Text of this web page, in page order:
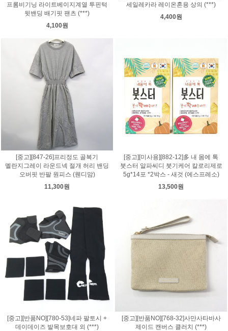
프롬비기닝 라이트베이지계열 투핀턱
뒷밴딩 배기핏 팬츠 (***)
4,100원
세일레카라 레이온혼용 상의 (***)
4,400원
[중고][847-26]프리정도 골복기
멜란지그레이 라운드넥 절개 허리 밴딩
오버핏 반팔 원피스 (웬디맘)
11,300원
[중고][미사용][882-12]多 내 몸에 톡
붓스터 알파씨디 붓기케어 칼로리제로
5g*14포 *2박스 - 새것 (에스프레소)
13,500원
[중고][반품NO][780-53]네파 팔토시 +
데이데이즈 발목보호대 외 (***)
[중고][반품NO][768-32]사만사타바사
제이드 캔버스 클러치 (***)